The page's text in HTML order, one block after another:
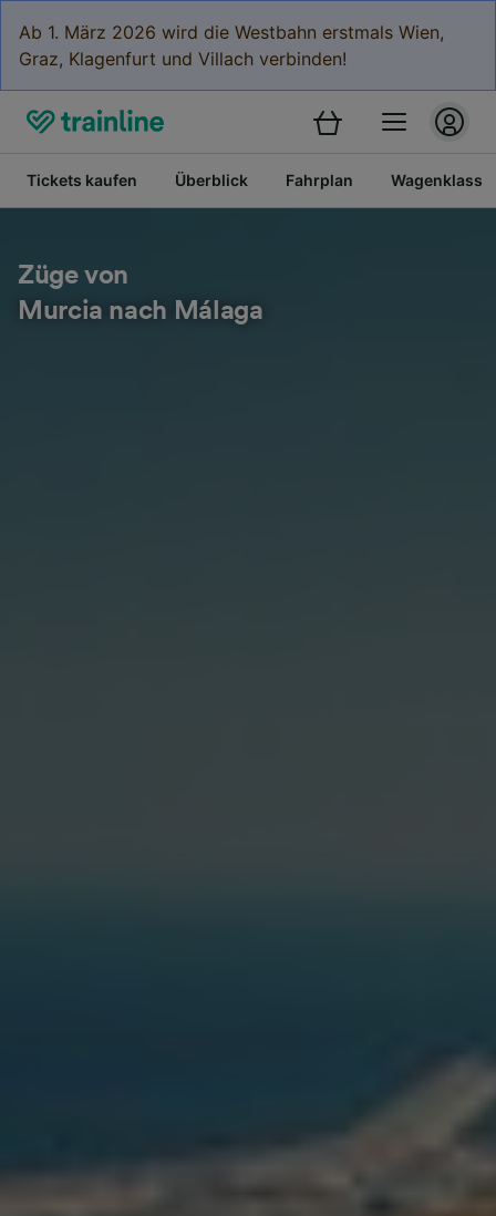
Ab 1. März 2026 wird die Westbahn erstmals Wien,
Graz, Klagenfurt und Villach verbinden!
Tickets kaufen Überblick Fahrplan
Züge von
Murcia nach Málaga